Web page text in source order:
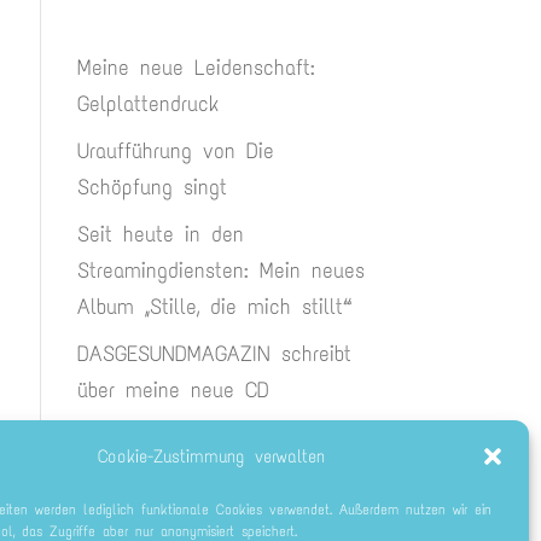
Cookie-Zustimmung verwalten
werden lediglich funktionale Cookies verwendet. Außerdem nutzen wir ein
das Zugriffe aber nur anonymisiert speichert.
Meine neue Leidenschaft:
Gelplattendruck
Uraufführung von Die
Schöpfung singt
Seit heute in den
Streamingdiensten: Mein neues
Album „Stille, die mich stillt“
DASGESUNDMAGAZIN schreibt
über meine neue CD